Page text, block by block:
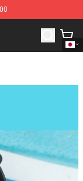
no Yaiba